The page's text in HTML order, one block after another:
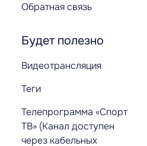
Обратная связь
Будет полезно
Видеотрансляция
Теги
Телепрограмма «Спорт
ТВ» (Канал доступен
через кабельных